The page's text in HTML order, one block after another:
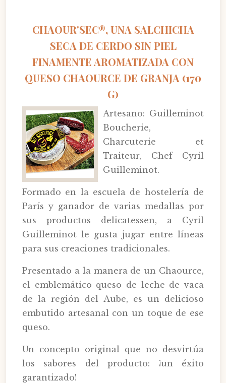
CHAOUR'SEC®, UNA SALCHICHA
SECA DE CERDO SIN PIEL
FINAMENTE AROMATIZADA CON
QUESO CHAOURCE DE GRANJA (170
G)
Artesano: Guilleminot
Boucherie,
Charcuterie et
Traiteur, Chef Cyril
Guilleminot.
Formado en la escuela de hostelería de
París y ganador de varias medallas por
sus productos delicatessen, a Cyril
Guilleminot le gusta jugar entre líneas
para sus creaciones tradicionales.
Presentado a la manera de un Chaource,
el emblemático queso de leche de vaca
de la región del Aube, es un delicioso
embutido artesanal con un toque de ese
queso.
Un concepto original que no desvirtúa
los sabores del producto: ¡un éxito
garantizado!